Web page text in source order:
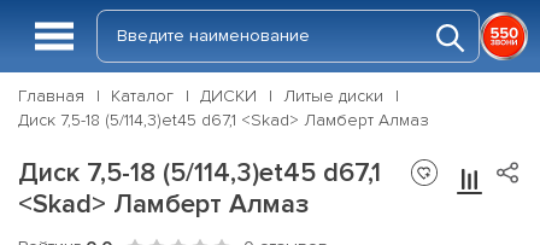
Главная Каталог ДИСКИ
Литые диски
Диск 7,5-18 (5/114,3)et45 d67,1 <Skad> Ламберт Алмаз
Диск 7,5-18 (5/114,3)et45 d67,1
<Skad> Ламберт Алмаз